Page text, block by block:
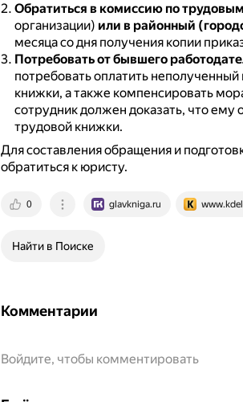
Обратиться в комиссию по
организации) или в районный
месяца со дня получения копии
Потребовать от бывшего
потребовать оплатить
книжки, а также компенсировать
сотрудник должен доказать, что ему
трудовой книжки.
Для составления обращения и
обратиться к юристу.
0 glavkniga.ru
Найти в Поиске
Комментарии
Войдите, чтобы комментировать